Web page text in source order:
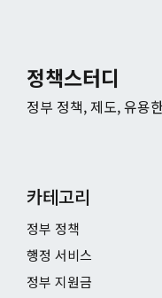
정책스터디
정부 정책, 제도, 유용
카테고리
정부 정책
행정 서비스
정부 지원금